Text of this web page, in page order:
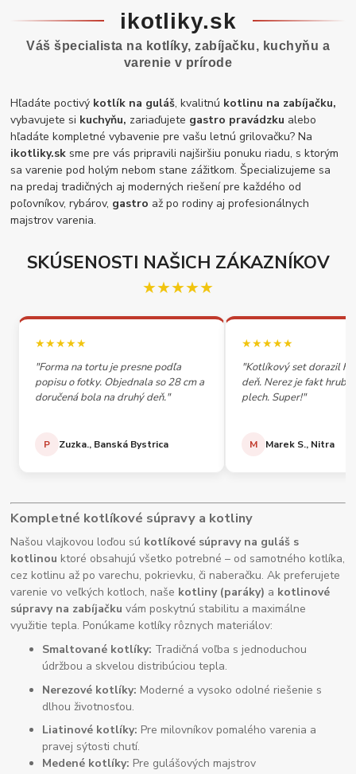
ikotliky.sk
Váš špecialista na kotlíky, zabíjačku, kuchyňu a
varenie v prírode
Hľadáte poctivý kotlík na guláš, kvalitnú kotlinu na zabíjačku,
vybavujete si kuchyňu, zariaďujete gastro pravádzku alebo
hľadáte kompletné vybavenie pre vašu letnú grilovačku? Na
ikotliky.sk sme pre vás pripravili najširšiu ponuku riadu, s ktorým
sa varenie pod holým nebom stane zážitkom. Špecializujeme sa
na predaj tradičných aj moderných riešení pre každého od
poľovníkov, rybárov, gastro až po rodiny aj profesionálnych
majstrov varenia.
SKÚSENOSTI NAŠICH ZÁKAZNÍKOV
★★★★★
★★★★★
"Forma na tortu je presne podľa
popisu o fotky. Objednala so 28 cm a
doručená bola na druhý deň."
P Zuzka., Banská Bystrica
★★★★★
"Kotlíkový set dorazil
deň. Nerez je fakt
plech. Super!"
M Marek S., Nitra
Kompletné kotlíkové súpravy a kotliny
Našou vlajkovou loďou sú kotlíkové súpravy na guláš s
kotlinou ktoré obsahujú všetko potrebné – od samotného kotlíka,
cez kotlinu až po varechu, pokrievku, či naberačku. Ak preferujete
varenie vo veľkých kotloch, naše kotliny (paráky) a kotlinové
súpravy na zabíjačku vám poskytnú stabilitu a maximálne
využitie tepla. Ponúkame kotlíky rôznych materiálov:
Smaltované kotlíky: Tradičná voľba s jednoduchou
údržbou a skvelou distribúciou tepla.
Nerezové kotlíky: Moderné a vysoko odolné riešenie s
dlhou životnosťou.
Liatinové kotlíky: Pre milovníkov pomalého varenia a
pravej sýtosti chutí.
Medené kotlíky: Pre gulášových majstrov